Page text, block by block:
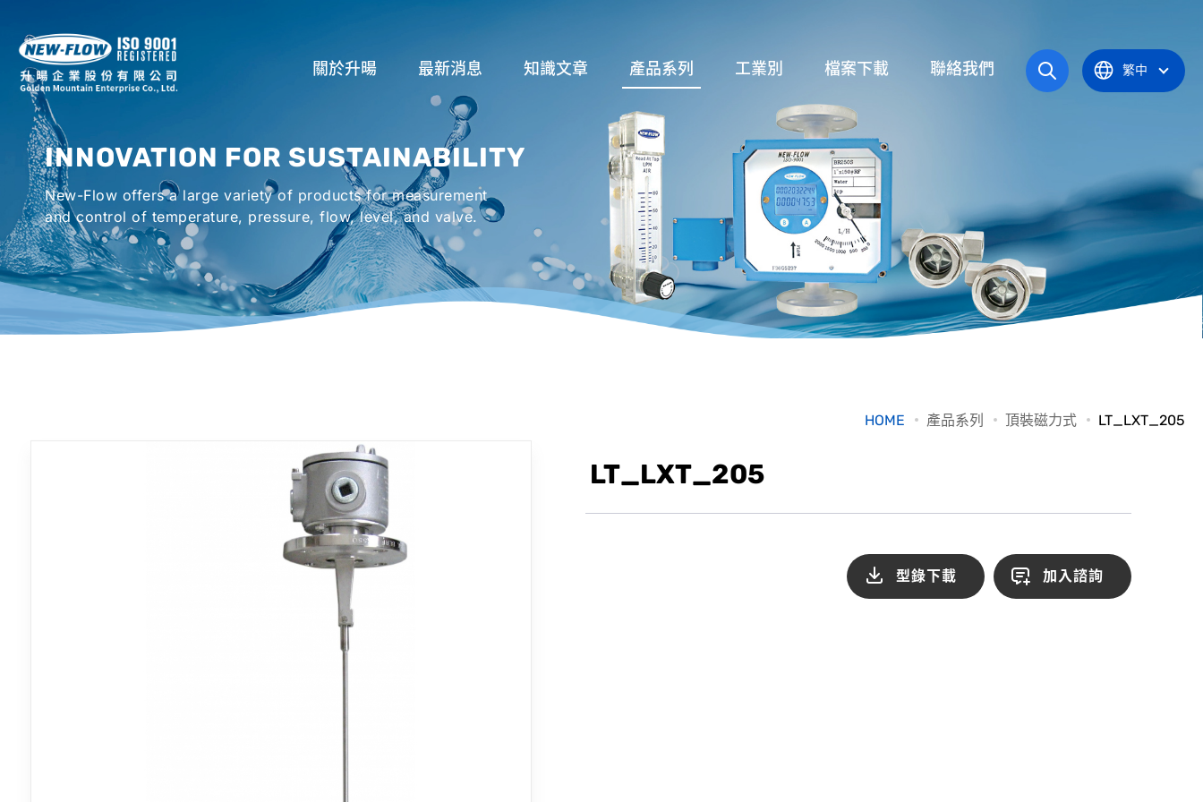
關於升暘
所在地
全球代理商
最新消息 知識文章
液位計種類及運作
壓力開關
產品系列
流量系列
液位系列
溫度系列
壓力系列
閥件系列
配件系列
工業別
潤滑系統
冷卻機組系統
烤箱及臭氧反應爐
機械密封罐系統
緊急淋浴洗眼器
檔案下載
操作手冊
產品型錄
認證證書
聯絡我們 繁中
INNOVATION FOR SUSTAINABILITY
New-Flow offers a large variety of products for measurement
and control of temperature, pressure, flow, level, and valve.
HOME 產品系列 頂裝磁力式 LT_LXT_205
LT_LXT_205
型錄下載 加入諮詢